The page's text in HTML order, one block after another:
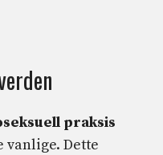
praksis
vanlige. Dette